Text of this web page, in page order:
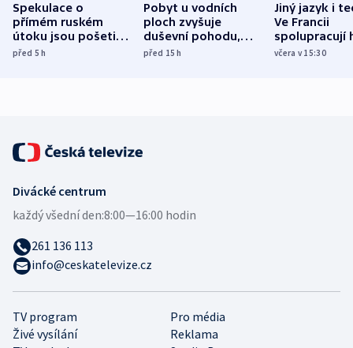
Spekulace o
přímém ruském
útoku jsou pošetilé,
míní estonský
před 5h
Pobyt u vodních
ploch zvyšuje
duševní pohodu,
ukázala
před 15h
Jiný jazyk i
Ve Francii
spolupracují
různých zemí
včera v 15:30
TV program
Pro média
Živé vysílání
Reklama
Divácké centrum
každý všední den:8:00—16:00 hodin
261 136 113
info@ceskatelevize.cz